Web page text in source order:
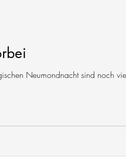
Neumondnacht sind noch